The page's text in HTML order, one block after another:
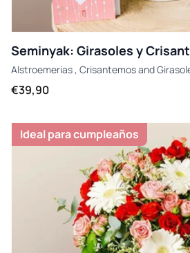
Seminyak: Girasoles y
Alstroemerias, Crisantemosand
€39,90
Ideal para cumpleaños